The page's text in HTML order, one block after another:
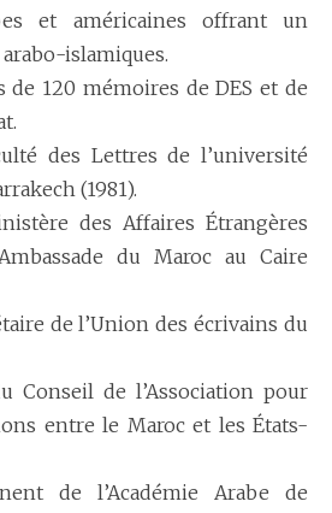
et américaines offrant un
islamiques.
de 120 mémoires de DES et de
des Lettres de l’université
(1981).
des Affaires Étrangères
du Maroc au Caire
de l’Union des écrivains du
Conseil de l’Association pour
entre le Maroc et les États-
de l’Académie Arabe de